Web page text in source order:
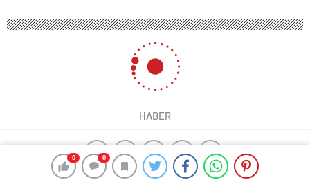
0 0
HABER